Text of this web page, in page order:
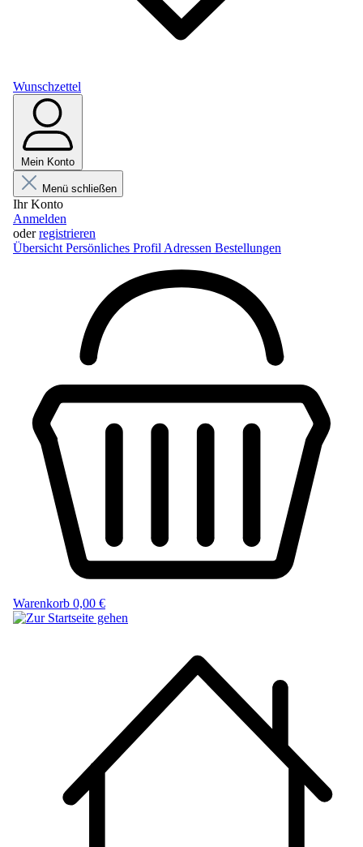
Wunschzettel
Mein Konto
Menü schließen
Ihr Konto
Anmelden
oderregistrieren
Übersicht Persönliches Profil Adressen Bestellungen
Warenkorb 0,00 €